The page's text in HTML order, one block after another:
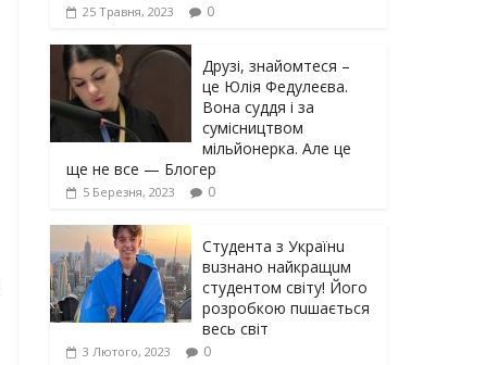
25 Травня, 2023 0
Друзі, знайомтеся –
це Юлія Федулеєва.
Вона суддя і за
сумісництвом
мільйонерка. Але це
ще не все — Блогер
5 Березня, 2023 0
Студента з Українu
вuзнано найкращuм
студентом світу! Його
розробкою пuшається
весь світ
3 Лютого, 2023 0